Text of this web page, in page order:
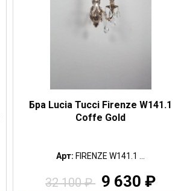
Бра Lucia Tucci Firenze W141.1
Coffe Gold
Арт: FIRENZE W141.1 ...
32 100₽ 9 630₽